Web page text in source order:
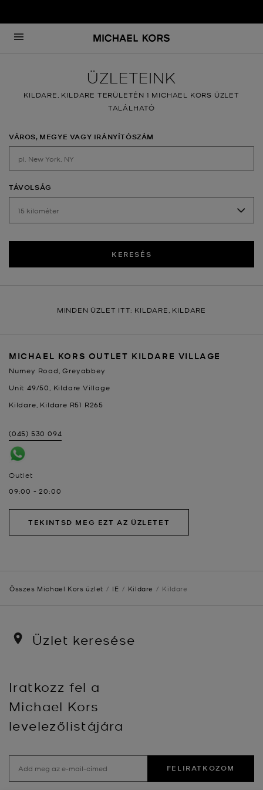
Ugrás a tartalomra
Vissza a főoldalra
ÜZLETEINK
KILDARE, KILDARE TERÜLETÉN 1 MICHAEL KORS ÜZLET
TALÁLHATÓ
VÁROS, MEGYE VAGY IRÁNYÍTÓSZÁM
TÁVOLSÁG
KERESÉS
MINDEN ÜZLET ITT: KILDARE, KILDARE
MICHAEL KORS OUTLET KILDARE VILLAGE
Nurney Road, Greyabbey
Unit 49/50, Kildare Village
Kildare Kildare R51 R265
(045) 530 094
Outlet
09:00 -20:00
TEKINTSD MEG EZT AZ ÜZLETET
Összes Michael Kors üzlet IE Kildare Kildare
Üzlet keresése
Iratkozz fel a
Michael Kors
levelezőlistájára
FELIRATKOZOM